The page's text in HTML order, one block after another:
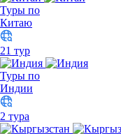
Туры по
Китаю
21 тур
Туры по
Индии
2 тура